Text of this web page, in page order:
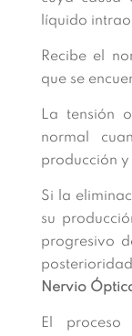
líquido
Recibe el
que se
La tensión
normal
producción
Si la
su
progresivo
Nervio
El